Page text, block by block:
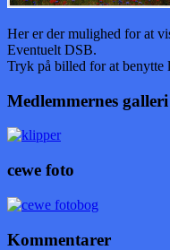
Her er der mulighed for at
Eventuelt DSB.
Tryk på billed for at benytte
Medlemmernes galleri
cewe foto
Kommentarer